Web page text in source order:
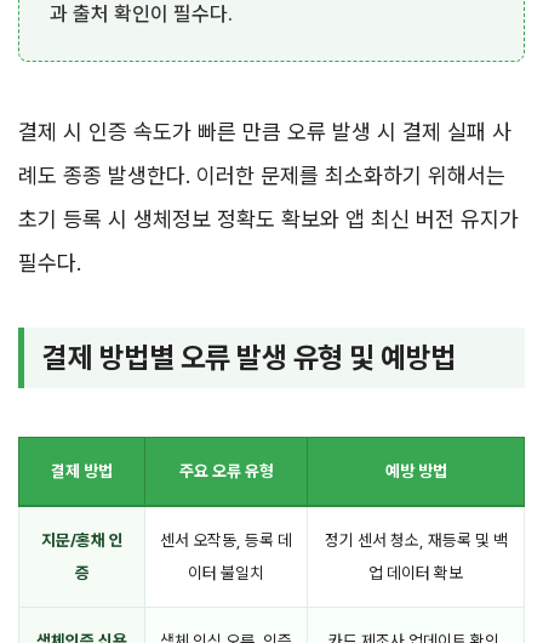
과 출처 확인이 필수다.
결제 시 인증 속도가 빠른 만큼 오류 발생 시 결제 실패 사
례도 종종 발생한다. 이러한 문제를 최소화하기 위해서는
초기 등록 시 생체정보 정확도 확보와 앱 최신 버전 유지가
필수다.
결제 방법별 오류 발생 유형 및 예방법
결제 방법 주요 오류 유형 예방 방법
지문/홍채 인
증
센서 오작동, 등록 데
이터 불일치
정기 센서 청소, 재등록 및 백
업 데이터 확보